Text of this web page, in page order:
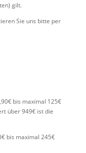
gilt.
Sie uns bitte per
bis maximal 125€
über 949€ ist die
bis maximal 245€